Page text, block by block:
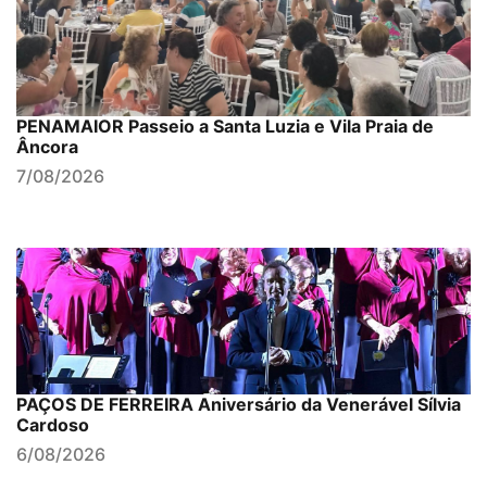
PENAMAIOR Passeio a Santa Luzia e Vila Praia de
Âncora
7/08/2026
PAÇOS DE FERREIRA Aniversário da Venerável Sílvia
Cardoso
6/08/2026